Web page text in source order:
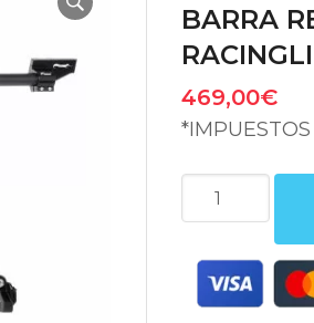
BARRA
469,00€
BARRA
REFUERZO
CARBONO
RACINGLINE